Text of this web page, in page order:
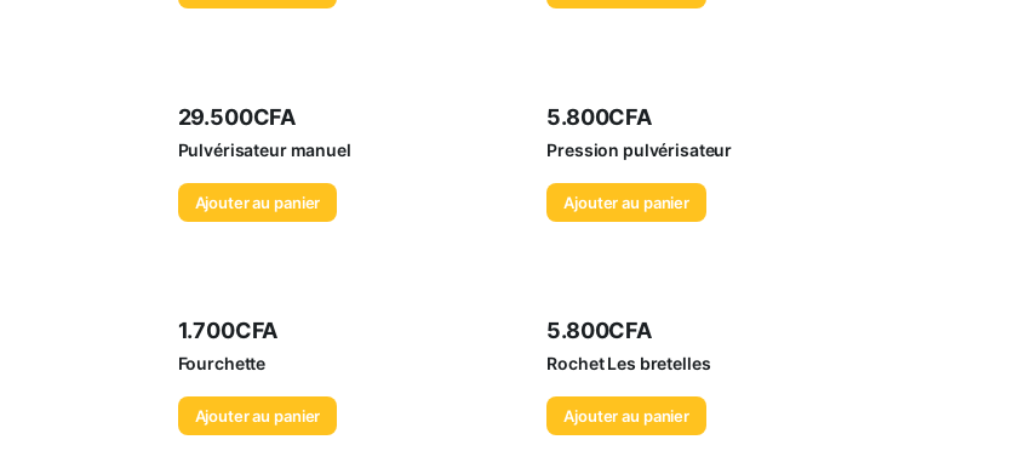
29.500CFA
Pulvérisateur manuel
Ajouter au panier
5.800CFA
Pression pulvérisateur
Ajouter au panier
1.700CFA
Fourchette
Ajouter au panier
5.800CFA
Rochet Les bretelles
Ajouter au panier